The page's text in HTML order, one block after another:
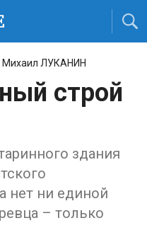
Михаил ЛУКАНИН
строй
здания
нет ни единой
– только